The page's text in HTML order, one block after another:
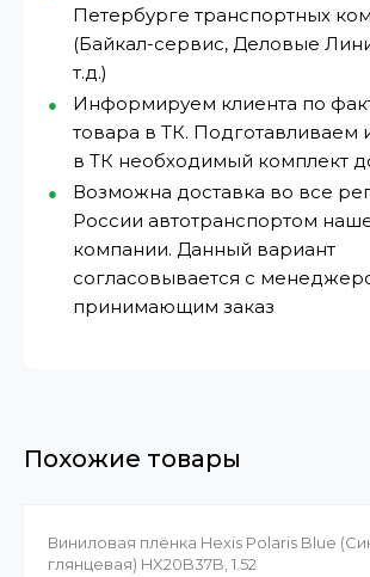
Петербурге транспортных
(Байкал-сервис, Деловые
т.д.)
Информируем клиента по
товара в ТК. Подготавливаем
в ТК необходимый комплект
Возможна доставка во все
России автотранспортом
компании. Данный вариант
согласовывается с
принимающим заказ
Похожие товары
Виниловая плёнка Hexis Polaris Blue
глянцевая) HX20B37B, 1.52